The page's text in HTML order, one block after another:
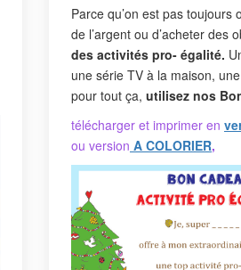
Parce qu’on est pas toujours
de l’argent ou d’acheter des
des activités pro- égalité.
une série TV à la maison,
pour tout ça, utilisez nos
télécharger et imprimer en
ou version A COLORIER,